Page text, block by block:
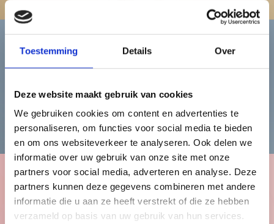
Toestemming Details Over
Deze website maakt gebruik van cookies
We gebruiken cookies om content en advertenties te
personaliseren, om functies voor social media te bieden
en om ons websiteverkeer te analyseren. Ook delen we
informatie over uw gebruik van onze site met onze
partners voor social media, adverteren en analyse. Deze
partners kunnen deze gegevens combineren met andere
informatie die u aan ze heeft verstrekt of die ze hebben
verzameld op basis van uw gebruik van hun services.
Heren
Bekijk de herencollectie
Kinderen